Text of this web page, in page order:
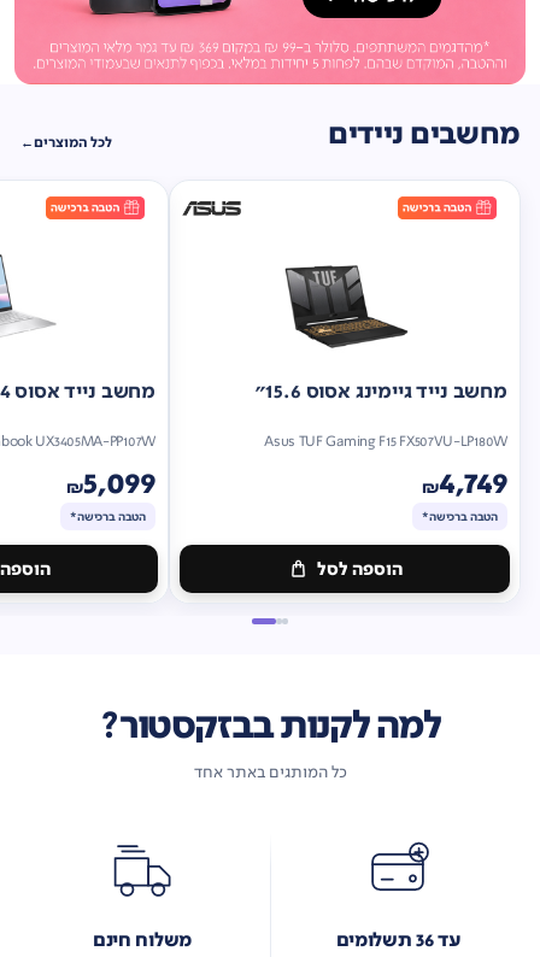
מחשבים ניידים לכל המוצרים
מחשב נייד גיימינג אסוס 15.6"
Asus TUF Gaming F15 FX507VU-LP180W
₪4,749
הטבה ברכישה*
הוספה לסל
מחשב נייד אסוס 14"
UX3405MA-PP107W
₪5,099
הטבה ברכישה*
למה לקנות בבזקסטור?
כל המותגים באתר אחד
עד 36 תשלומים משלוח חינם